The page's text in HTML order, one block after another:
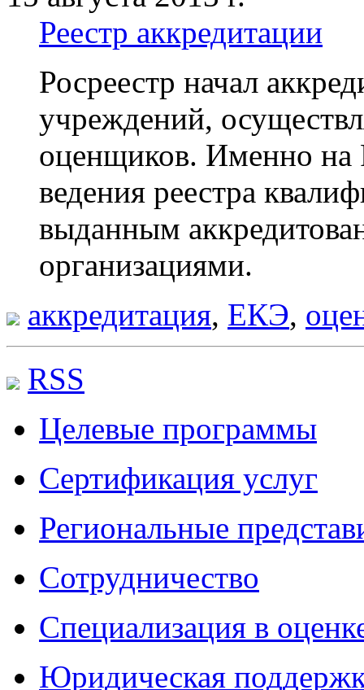
Реестр аккредитации
Росреестр начал
учреждений,
оценщиков. Именно на
ведения реестра
выданным
организациями.
аккредитация, ЕКЭ,
RSS
Целевые программы
Сертификация услуг
Региональные
Сотрудничество
Специализация в
Юридическая